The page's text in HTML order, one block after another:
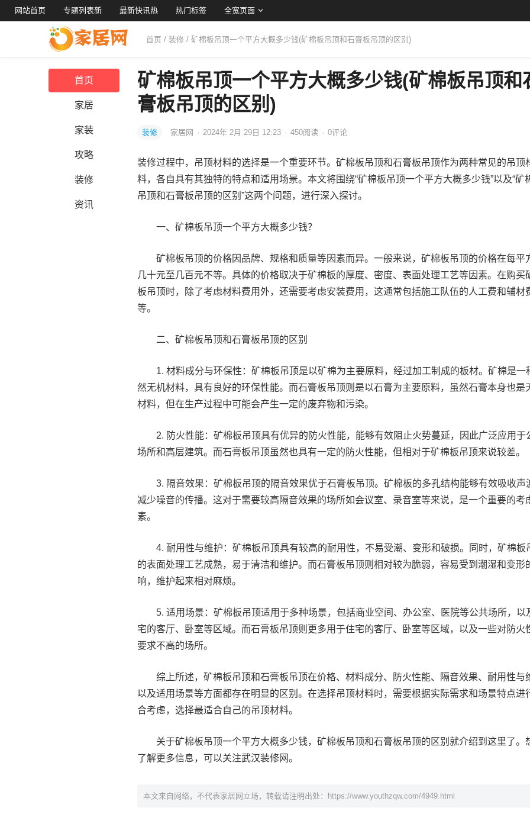
网站首页 专题列表新 最新快讯热 热门标签 全宽页面
首页 / 装修 / 矿棉板吊顶一个平方大概多少钱(矿棉板吊顶和石膏板吊顶的区别)
首页
家居
家装
攻略
装修
资讯
矿棉板吊顶一个平方大概多少钱(矿棉板吊顶和
膏板吊顶的区别)
装修 家居网 · 2024年 2月 29日 12:23 · 450阅读 · 0评论
装修过程中，吊顶材料的选择是一个重要环节。矿棉板吊顶和石膏板吊顶作为两种常见的吊顶
料，各自具有其独特的特点和适用场景。本文将围绕“矿棉板吊顶一个平方大概多少钱”以及“矿
吊顶和石膏板吊顶的区别”这两个问题，进行深入探讨。
一、矿棉板吊顶一个平方大概多少钱？
矿棉板吊顶的价格因品牌、规格和质量等因素而异。一般来说，矿棉板吊顶的价格在每平
几十元至几百元不等。具体的价格取决于矿棉板的厚度、密度、表面处理工艺等因素。在购买
板吊顶时，除了考虑材料费用外，还需要考虑安装费用，这通常包括施工队伍的人工费和辅材
等。
二、矿棉板吊顶和石膏板吊顶的区别
1. 材料成分与环保性：矿棉板吊顶是以矿棉为主要原料，经过加工制成的板材。矿棉是一
然无机材料，具有良好的环保性能。而石膏板吊顶则是以石膏为主要原料，虽然石膏本身也是
材料，但在生产过程中可能会产生一定的废弃物和污染。
2. 防火性能：矿棉板吊顶具有优异的防火性能，能够有效阻止火势蔓延，因此广泛应用于
场所和高层建筑。而石膏板吊顶虽然也具有一定的防火性能，但相对于矿棉板吊顶来说较差。
3. 隔音效果：矿棉板吊顶的隔音效果优于石膏板吊顶。矿棉板的多孔结构能够有效吸收声
减少噪音的传播。这对于需要较高隔音效果的场所如会议室、录音室等来说，是一个重要的考
素。
4. 耐用性与维护：矿棉板吊顶具有较高的耐用性，不易受潮、变形和破损。同时，矿棉板
的表面处理工艺成熟，易于清洁和维护。而石膏板吊顶则相对较为脆弱，容易受到潮湿和变形
响，维护起来相对麻烦。
5. 适用场景：矿棉板吊顶适用于多种场景，包括商业空间、办公室、医院等公共场所，以
宅的客厅、卧室等区域。而石膏板吊顶则更多用于住宅的客厅、卧室等区域，以及一些对防火
要求不高的场所。
综上所述，矿棉板吊顶和石膏板吊顶在价格、材料成分、防火性能、隔音效果、耐用性与
以及适用场景等方面都存在明显的区别。在选择吊顶材料时，需要根据实际需求和场景特点进
合考虑，选择最适合自己的吊顶材料。
关于矿棉板吊顶一个平方大概多少钱，矿棉板吊顶和石膏板吊顶的区别就介绍到这里了。
了解更多信息，可以关注武汉装修网。
本文来自网络，不代表家居网立场，转载请注明出处： https://www.youthzqw.com/4949.html